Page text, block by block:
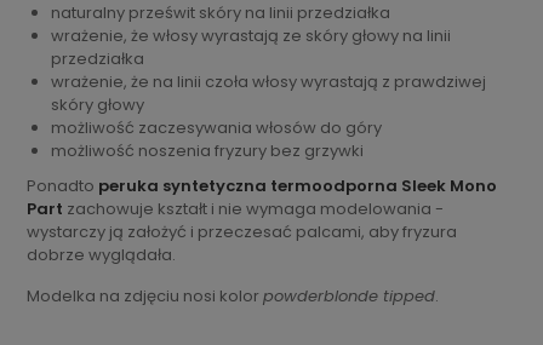
naturalny prześwit skóry na linii przedziałka
wrażenie, że włosy wyrastają ze skóry głowy na linii
przedziałka
wrażenie, że na linii czoła włosy wyrastają z prawdziwej
skóry głowy
możliwość zaczesywania włosów do góry
możliwość noszenia fryzury bez grzywki
Ponadto peruka syntetyczna termoodporna Sleek Mono
Part zachowuje kształt i nie wymaga modelowania -
wystarczy ją założyć i przeczesać palcami, aby fryzura
dobrze wyglądała.
Modelka na zdjęciu nosi kolor powderblonde tipped.